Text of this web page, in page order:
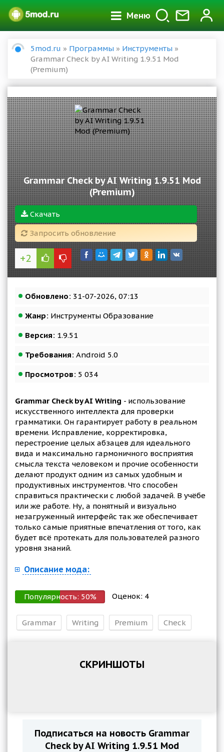
Меню
5mod.ru » Программы » Инструменты »
Grammar Check by AI Writing 1.9.51 Mod
(Premium)
Grammar Check by AI Writing 1.9.51 Mod
(Premium)
Скачать
Запросить обновление
+2
Обновлено: 31-07-2026, 07:13
Жанр: Инструменты Образование
Версия: 1.9.51
Требования: Android 5.0
Просмотров: 5 034
Grammar Check by AI Writing - использование
искусственного интеллекта для проверки
грамматики. Он гарантирует работу в реальном
времени. Исправление, корректировка,
перестроение целых абзацев для идеального
вида и максимально гармоничного восприятия
смысла текста человеком и прочие особенности
делают продукт одним из самых удобным и
продуктивных инструментов. Что способен
справиться практически с любой задачей. В учёбе
или же работе. Ну, а понятный и визуально
незагруженный интерфейс так же обеспечивает
только самые приятные впечатления от того, как
будет всё протекать для пользователей разного
уровня знаний.
Описание мода:
Популярность: 50% Оценок: 4
Grammar Writing Premium Check
СКРИНШОТЫ
Подписаться на новость Grammar
Check by AI Writing 1.9.51 Mod